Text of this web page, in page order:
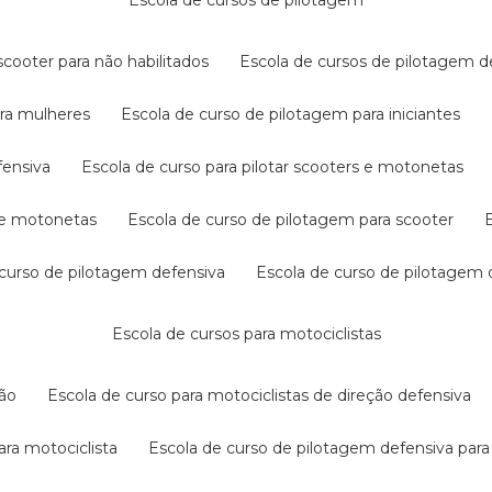
para não habilitados escola de cursos de pilotagem
mulheres escola de curso de pilotagem para iniciantes
escola de curso para pilotar scooters e motonetas
motonetas escola de curso de pilotagem para scooter
curso de pilotagem defensiva escola de curso de
escola de cursos para motociclistas
escola de curso para motociclistas de direção defensiva
motociclista escola de curso de pilotagem defensiva